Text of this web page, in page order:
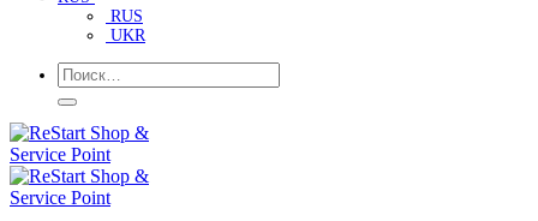
RUS
UKR
Искать: